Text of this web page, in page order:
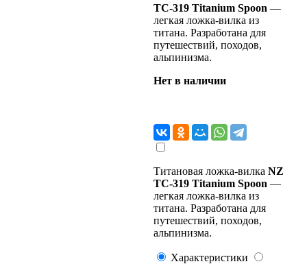
TC-319 Titanium Spoon —
легкая ложка-вилка из
титана. Разработана для
путешествий, походов,
альпинизма.
Нет в наличии
Титановая ложка-вилка NZ
TC-319 Titanium Spoon —
легкая ложка-вилка из
титана. Разработана для
путешествий, походов,
альпинизма.
Характеристики